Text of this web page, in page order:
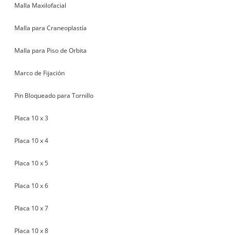
Malla Maxilofacial
Malla para Craneoplastía
Malla para Piso de Orbita
Marco de Fijación
Pin Bloqueado para Tornillo
Placa 10 x 3
Placa 10 x 4
Placa 10 x 5
Placa 10 x 6
Placa 10 x 7
Placa 10 x 8